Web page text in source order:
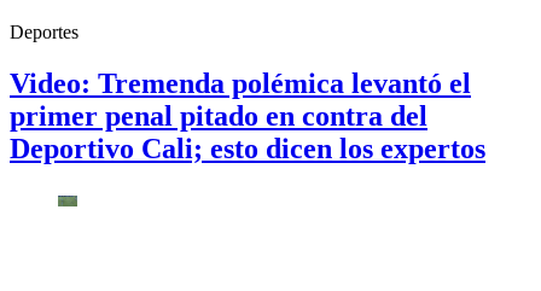
Deportes
Video: Tremenda polémica levantó el
primer penal pitado en contra del
Deportivo Cali; esto dicen los expertos